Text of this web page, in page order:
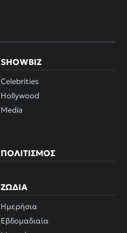
SHOWBIZ
Celebrities
Hollywood
Media
ΠΟΛΙΤΙΣΜΌΣ
ΖΏΔΙΑ
Ημερήσια
Εβδομαδιαία